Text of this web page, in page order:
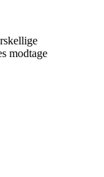
modtage